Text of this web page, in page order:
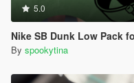
5.0
Nike SB Dunk Low Pack
By spookytina